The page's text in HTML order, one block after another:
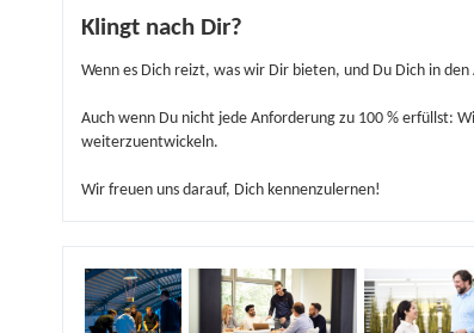
Klingt nach Dir?
Wenn es Dich reizt, was wir Dir bieten, und Du Dich in
Auch wenn Du nicht jede Anforderung zu 100 % erfüllst:
weiterzuentwickeln.
Wir freuen uns darauf, Dich kennenzulernen!